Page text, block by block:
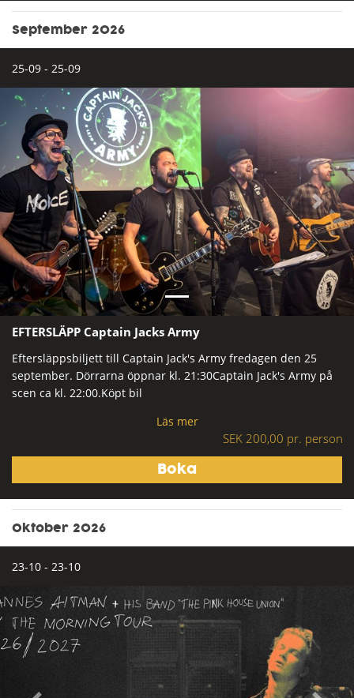
September 2026
25-09 - 25-09
Previous Next
EFTERSLÄPP Captain Jacks Army
Eftersläppsbiljett till Captain Jack's Army fredagen den 25
september. Dörrarna öppnar kl. 21:30Captain Jack's Army på
scen ca kl. 22:00.Köpt bil
Läs mer
SEK 200,00 pr. person
Oktober 2026
23-10 - 23-10